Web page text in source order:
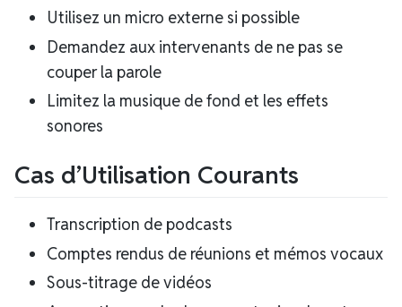
Utilisez un micro externe si possible
Demandez aux intervenants de ne pas se
couper la parole
Limitez la musique de fond et les effets
sonores
Cas d’Utilisation Courants
Transcription de podcasts
Comptes rendus de réunions et mémos vocaux
Sous-titrage de vidéos